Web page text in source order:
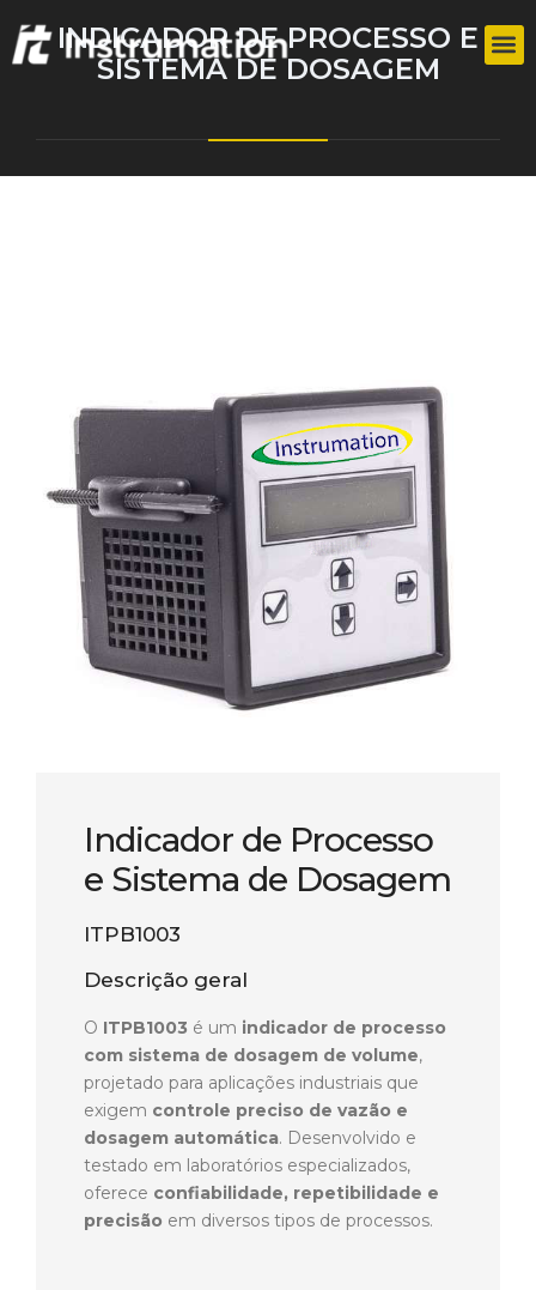
INDICADOR DE PROCESSO E
SISTEMA DE DOSAGEM
Indicador de Processo
e Sistema de Dosagem
ITPB1003
Descrição geral
O ITPB1003 é um indicador de processo
com sistema de dosagem de volume,
projetado para aplicações industriais que
exigem controle preciso de vazão e
dosagem automática. Desenvolvido e
testado em laboratórios especializados,
oferece confiabilidade, repetibilidade e
precisão em diversos tipos de processos.